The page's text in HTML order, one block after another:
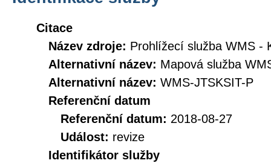
Citace
Název zdroje: Prohlížecí služba WMS -
Alternativní název: Mapová služba
Alternativní název: WMS-JTSKSIT-P
Referenční datum
Referenční datum: 2018-08-27
Událost: revize
Identifikátor služby